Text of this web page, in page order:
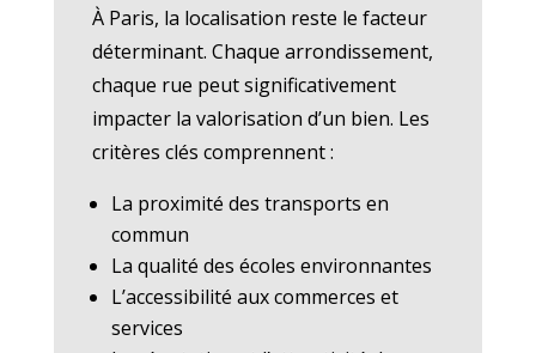
À Paris, la localisation reste le facteur
déterminant. Chaque arrondissement,
chaque rue peut significativement
impacter la valorisation d’un bien. Les
critères clés comprennent :
La proximité des transports en
commun
La qualité des écoles environnantes
L’accessibilité aux commerces et
services